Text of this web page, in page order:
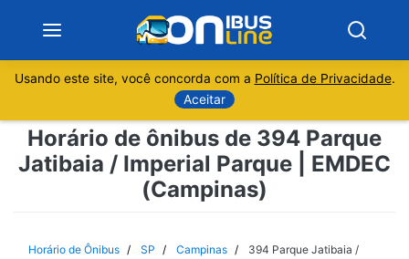
Sobre
Minas Gerais
Usando este site, você concorda com a Política de Privacidade.
Aceitar
Horário de ônibus de 394 Parque
Jatibaia / Imperial Parque | EMDEC
(Campinas)
Horário de Ônibus SP Campinas
394 Parque Jatibaia /